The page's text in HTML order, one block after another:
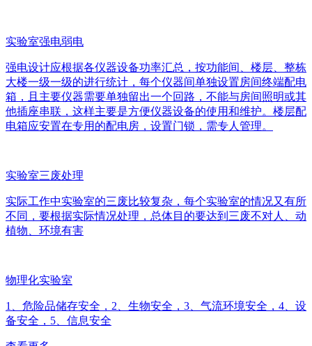
实验室强电弱电
强电设计应根据各仪器设备功率汇总，按功能间、楼层、整栋
大楼一级一级的进行统计，每个仪器间单独设置房间终端配电
箱，且主要仪器需要单独留出一个回路，不能与房间照明或其
他插座串联，这样主要是方便仪器设备的使用和维护。楼层配
电箱应安置在专用的配电房，设置门锁，需专人管理。
实验室三废处理
实际工作中实验室的三废比较复杂，每个实验室的情况又有所
不同，要根据实际情况处理，总体目的要达到三废不对人、动
植物、环境有害
物理化实验室
1、危险品储存安全，2、生物安全，3、气流环境安全，4、设
备安全，5、信息安全